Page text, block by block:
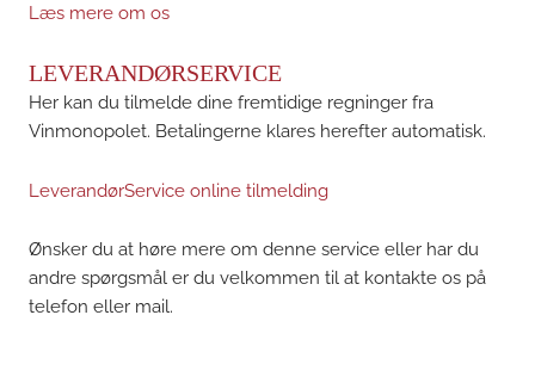
Læs mere om os
LEVERANDØRSERVICE
Her kan du tilmelde dine fremtidige regninger fra
Vinmonopolet. Betalingerne klares herefter automatisk.
LeverandørService online tilmelding
Ønsker du at høre mere om denne service eller har du
andre spørgsmål er du velkommen til at kontakte os på
telefon eller mail.